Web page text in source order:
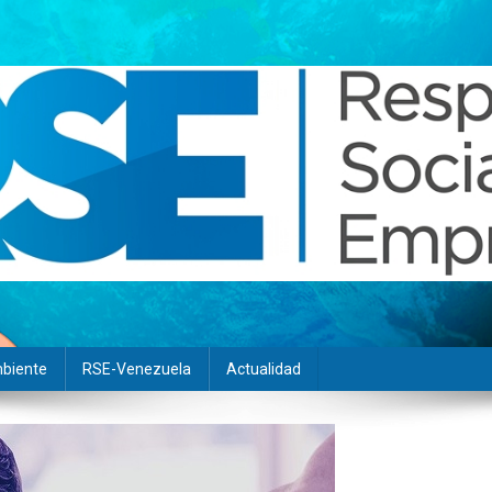
RSE-Venezuela Actualidad